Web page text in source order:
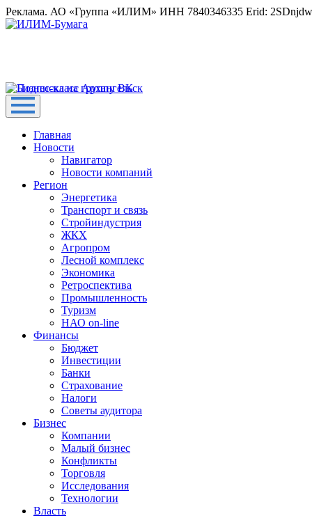
Реклама. АО «Группа «ИЛИМ» ИНН 7840346335 Erid:
Главная
Новости
Навигатор
Новости компаний
Регион
Энергетика
Транспорт и связь
Стройиндустрия
ЖКХ
Агропром
Лесной комплекс
Экономика
Ретроспектива
Промышленность
Туризм
НАО on-line
Финансы
Бюджет
Инвестиции
Банки
Страхование
Налоги
Советы аудитора
Бизнес
Компании
Малый бизнес
Конфликты
Торговля
Исследования
Технологии
Власть